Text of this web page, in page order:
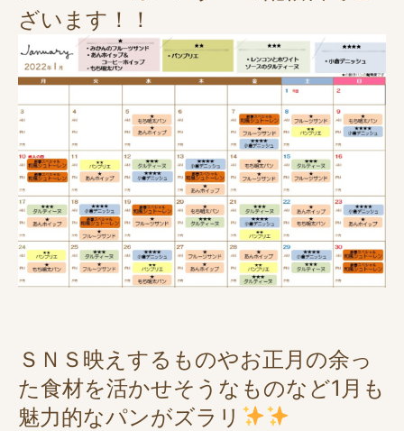
ざいます！！
ＳＮＳ映えするものやお正月の余っ
た食材を活かせそうなものなど1月も
魅力的なパンがズラリ